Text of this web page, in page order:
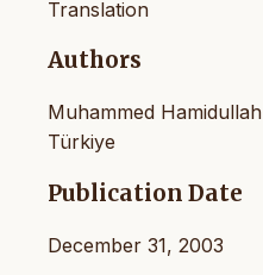
Translation
Authors
Muhammed Hamidullah
Türkiye
Publication Date
December 31, 2003